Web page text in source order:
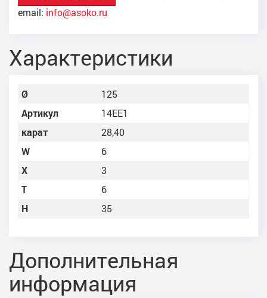
email: info@asoko.ru
Характеристики
Ø
125
Артикул
14ЕЕ1
карат
28,40
W
6
X
3
Т
6
Н
35
Дополнительная
информация